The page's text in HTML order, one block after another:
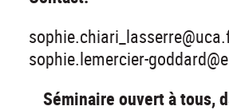
sophie.lemercier-
Séminaire ouvert à tous,